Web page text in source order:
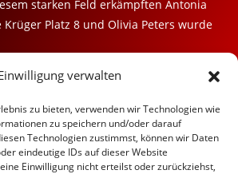
verwalten
zu bieten, verwenden wir Technologien wie
zu speichern und/oder darauf
Technologien zustimmst, können wir Daten
eindeutige IDs auf dieser Website
Einwilligung nicht erteilst oder zurückziehst,
starken Feld erkämpften Antonia
Krüger Platz 8 und Olivia Peters wurde